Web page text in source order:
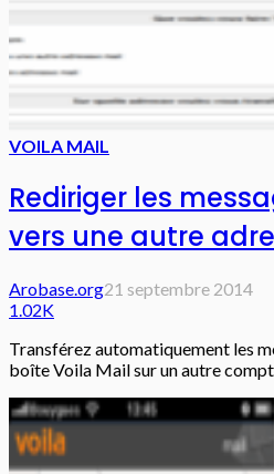
VOILA MAIL
Rediriger les
vers une autre
Arobase.org21 septembre 2014
1.02K
Transférez automatiquement les
boîte Voila Mail sur un autre